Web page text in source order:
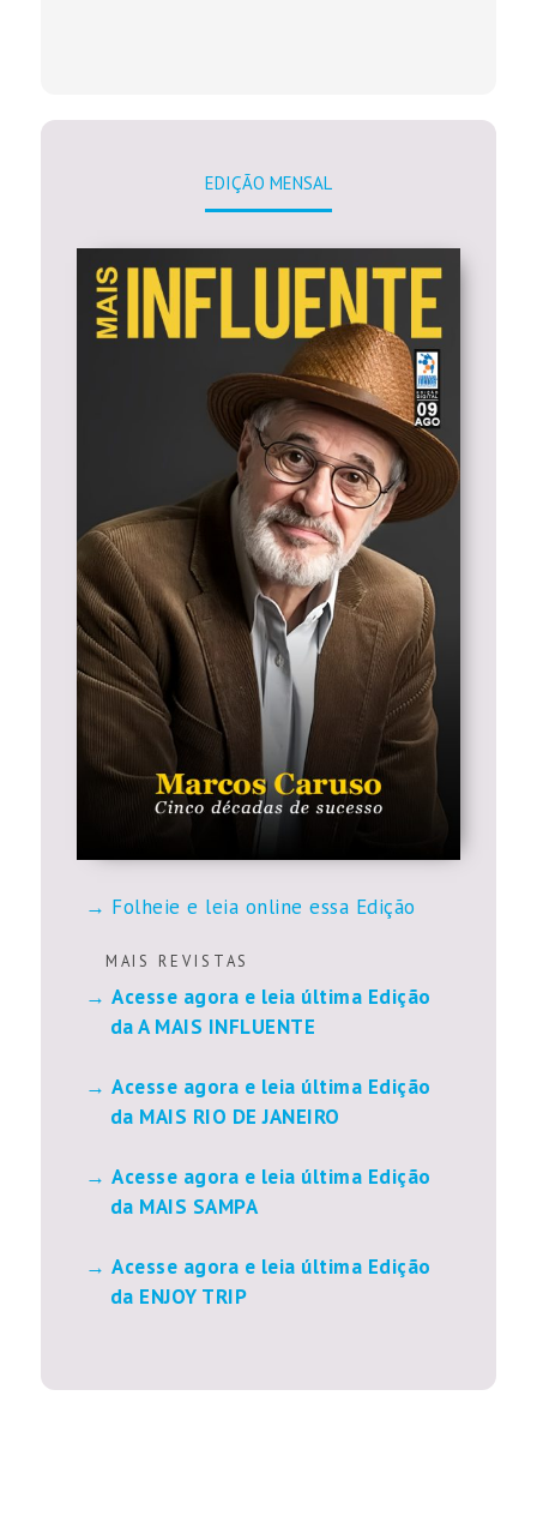
EDIÇÃO MENSAL
Folheie e leia online essa Edição
M A I S R E V I S T A S
Acesse agora e leia última Edição
da A MAIS INFLUENTE
Acesse agora e leia última Edição
da MAIS RIO DE JANEIRO
Acesse agora e leia última Edição
da MAIS SAMPA
Acesse agora e leia última Edição
da ENJOY TRIP